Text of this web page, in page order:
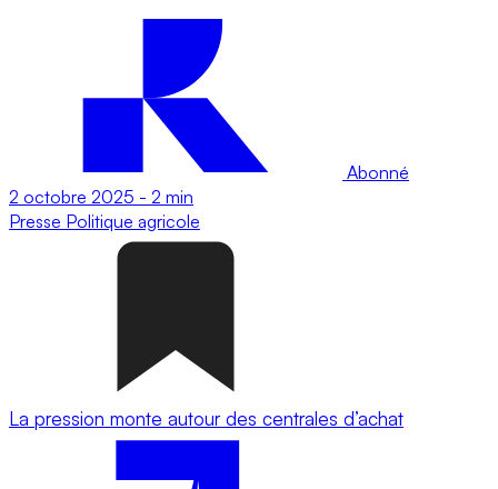
Abonné
2 octobre 2025 - 2 min
Presse Politique agricole
La pression monte autour des centrales d’achat